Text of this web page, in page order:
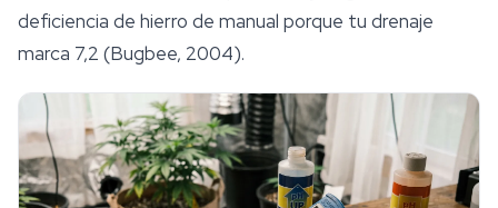
deficiencia de hierro de manual porque tu drenaje
marca 7,2 (Bugbee, 2004).